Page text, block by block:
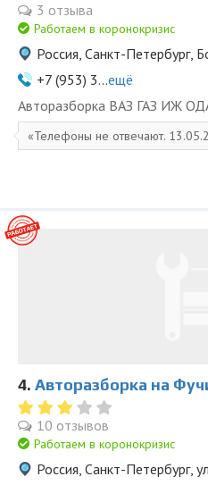
3 отзыва
Работаем в коронокризис
Россия, Санкт-Петербург,
+7 (953) 3...ещё
Авторазборка ВАЗ ГАЗ ИЖ
Телефоны не отвечают.
4. Авторазборка на
10 отзывов
Работаем в коронокризис
Россия, Санкт-Петербург,